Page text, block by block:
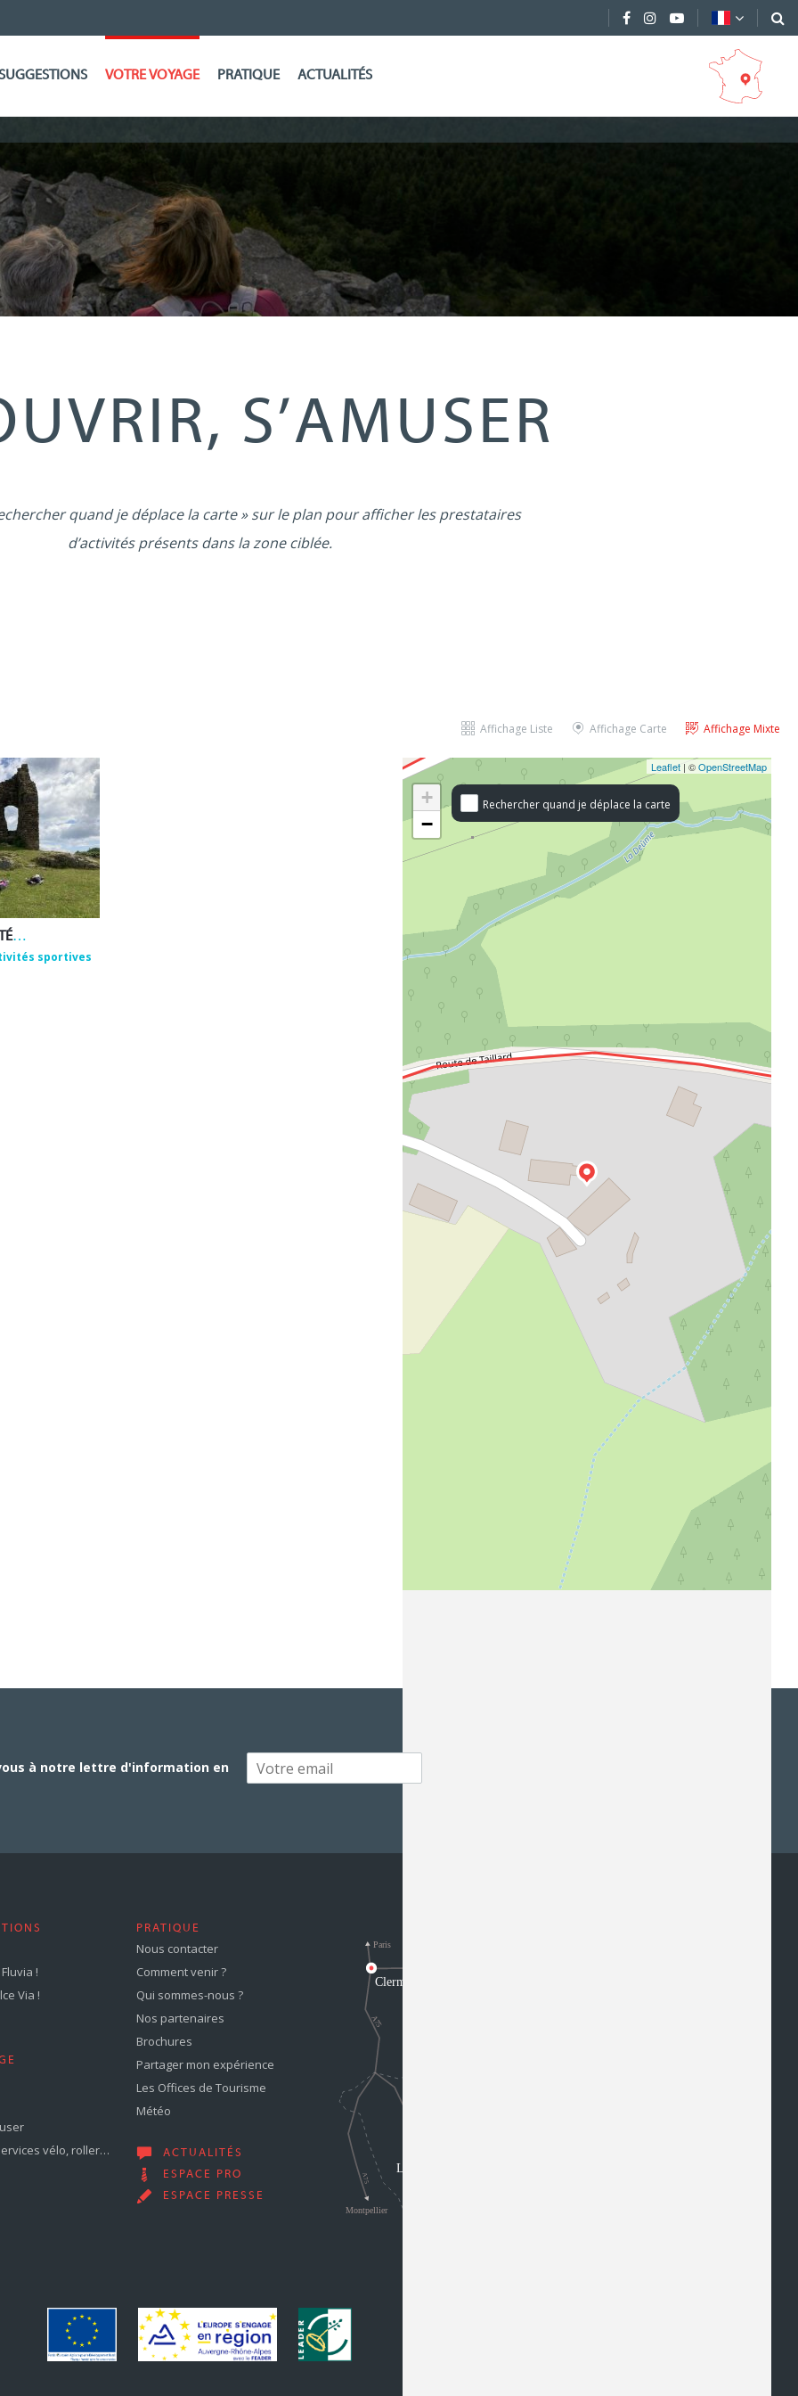
VOTRE VOYAGE PRATIQUE ACTUALITÉS
S’AMUSER
quand je déplace la carte » sur le plan pour afficher les prestataires
d’activités présents dans la zone ciblée.
Affichage Mixte
Affichage Carte
Affichage Liste
EMMANUEL ROUX – ACTIVITÉS DE BIEN-ÊTRE ET DE PLEINE NATURE
sportives
Rechercher quand je déplace la carte
+
−
Leaflet | ©OpenStreetMap
à notre lettre d'information en
!
Via !
vélo, roller…
PRATIQUE
Nous contacter
Comment venir ?
Qui sommes-nous ?
Nos partenaires
Brochures
Partager mon expérience
Les Offices de Tourisme
Météo
ACTUALITÉS
ESPACE PRO
ESPACE PRESSE